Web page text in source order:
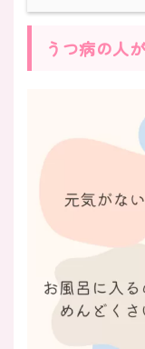
うつ病の人